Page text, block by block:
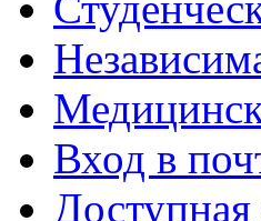
Вход в
Доступная